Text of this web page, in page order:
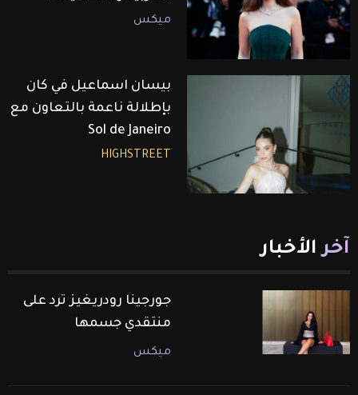
ميكس
بيسان اسماعيل في كان
بإطلالة ناعمة بالتعاون مع
Sol de Janeiro
HIGHSTREET
آخر الأخبار
جورجينا رودريغيز ترد على
منتقدي جسمها
ميكس